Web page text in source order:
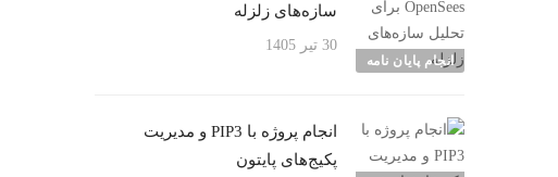
انجام پایان نامه
سازه‌های زلزله
30 تیر 1405
انجام پروژه با PIP3 و مدیریت
پکیج‌های پایتون